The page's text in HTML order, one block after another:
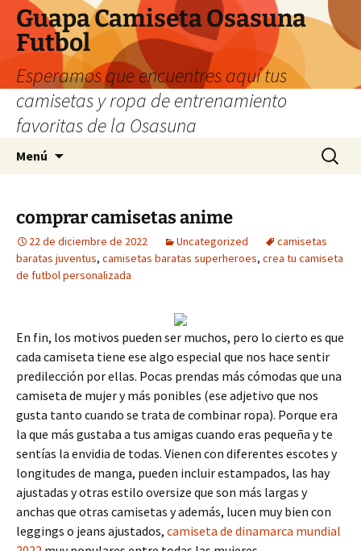
Guapa Camiseta Osasuna
Futbol
Esperamos que encuentres aquí tus
camisetas y ropa de entrenamiento
favoritas de la Osasuna
Menú Buscar:
comprar camisetas anime
22 de diciembre de 2022 Uncategorized
camisetas
baratas juventus, camisetas baratas superheroes, crea tu camiseta
de futbol personalizada
En fin, los motivos pueden ser muchos, pero lo cierto es que
cada camiseta tiene ese algo especial que nos hace sentir
predilección por ellas. Pocas prendas más cómodas que una
camiseta de mujer y más ponibles (ese adjetivo que nos
gusta tanto cuando se trata de combinar ropa). Porque era
la que más gustaba a tus amigas cuando eras pequeña y te
sentías la envidia de todas. Vienen con diferentes escotes y
longitudes de manga, pueden incluir estampados, las hay
ajustadas y otras estilo oversize que son más largas y
anchas que otras camisetas y además, lucen muy bien con
leggings o jeans ajustados, camiseta de dinamarca mundial